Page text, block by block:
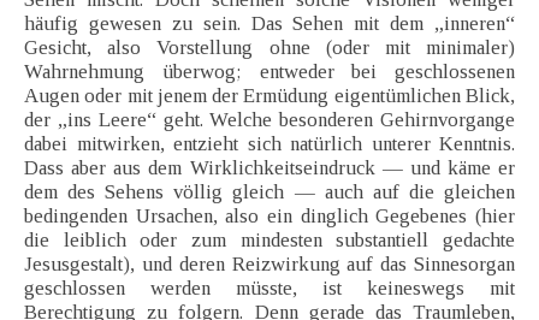
häufig gewesen zu sein. Das Sehen mit dem „inneren“
Gesicht, also Vorstellung ohne (oder mit minimaler)
Wahrnehmung überwog; entweder bei geschlossenen
Augen oder mit jenem der Ermüdung eigentümlichen Blick,
der „ins Leere“ geht. Welche besonderen Gehirnvorgange
dabei mitwirken, entzieht sich natürlich unterer Kenntnis.
Dass aber aus dem Wirklichkeitseindruck — und käme er
dem des Sehens völlig gleich — auch auf die gleichen
bedingenden Ursachen, also ein dinglich Gegebenes (hier
die leiblich oder zum mindesten substantiell gedachte
Jesusgestalt), und deren Reizwirkung auf das Sinnesorgan
geschlossen werden müsste, ist keineswegs mit
Berechtigung zu folgern. Denn gerade das Traumleben,